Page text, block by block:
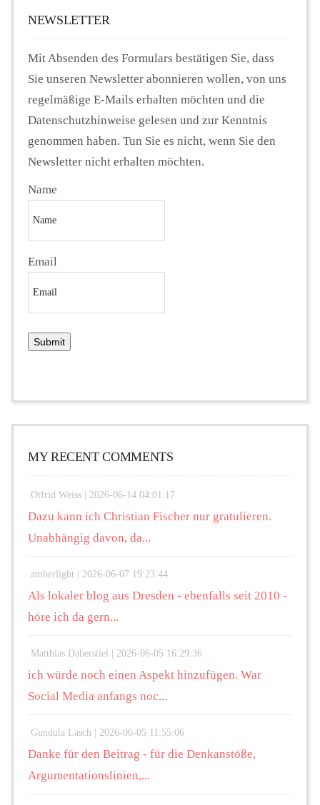
NEWSLETTER
Mit Absenden des Formulars bestätigen Sie, dass
Sie unseren Newsletter abonnieren wollen, von uns
regelmäßige E-Mails erhalten möchten und die
Datenschutzhinweise gelesen und zur Kenntnis
genommen haben. Tun Sie es nicht, wenn Sie den
Newsletter nicht erhalten möchten.
Name
Email
MY RECENT COMMENTS
Otfrid Weiss | 2026-06-14 04:01:17
Dazu kann ich Christian Fischer nur gratulieren.
Unabhängig davon, da...
amberlight | 2026-06-07 19:23:44
Als lokaler blog aus Dresden - ebenfalls seit 2010 -
höre ich da gern...
Matthias Daberstiel | 2026-06-05 16:29:36
ich würde noch einen Aspekt hinzufügen. War
Social Media anfangs noc...
Gundula Lasch | 2026-06-05 11:55:06
Danke für den Beitrag - für die Denkanstöße,
Argumentationslinien,...